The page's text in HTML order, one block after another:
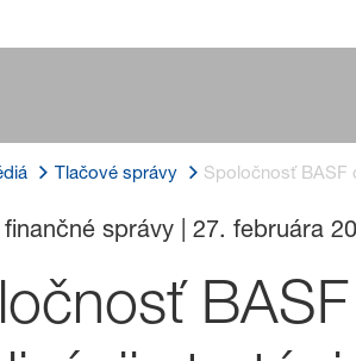
Tlačové správy Spoločnosť BASF
správy| 27. februára